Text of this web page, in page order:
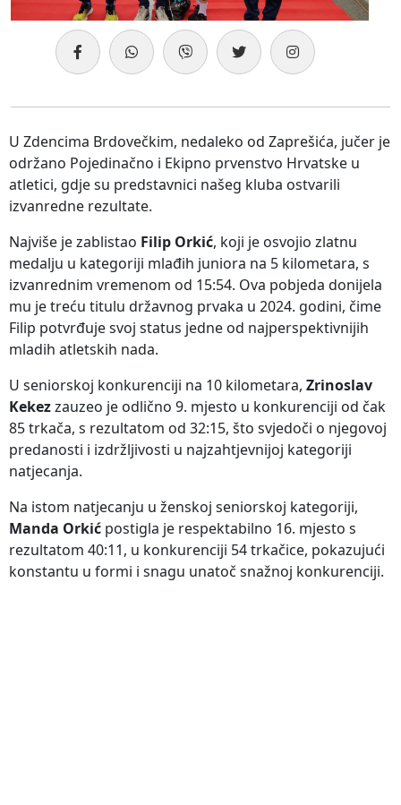
U Zdencima Brdovečkim, nedaleko od Zaprešića, jučer je
održano Pojedinačno i Ekipno prvenstvo Hrvatske u
atletici, gdje su predstavnici našeg kluba ostvarili
izvanredne rezultate.
Najviše je zablistao Filip Orkić, koji je osvojio zlatnu
medalju u kategoriji mlađih juniora na 5 kilometara, s
izvanrednim vremenom od 15:54. Ova pobjeda donijela
mu je treću titulu državnog prvaka u 2024. godini, čime
Filip potvrđuje svoj status jedne od najperspektivnijih
mladih atletskih nada.
U seniorskoj konkurenciji na 10 kilometara, Zrinoslav
Kekezzauzeo je odlično 9. mjesto u konkurenciji od čak
85 trkača, s rezultatom od 32:15, što svjedoči o njegovoj
predanosti i izdržljivosti u najzahtjevnijoj kategoriji
natjecanja.
Na istom natjecanju u ženskoj seniorskoj kategoriji,
Manda Orkić postigla je respektabilno 16. mjesto s
rezultatom 40:11, u konkurenciji 54 trkačice, pokazujući
konstantu u formi i snagu unatoč snažnoj konkurenciji.